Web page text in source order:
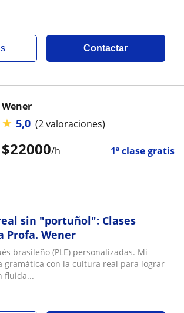
Contactar
$22000/h 1ª clase gratis
Wener
★ 5,0 (2 valoraciones)
real sin "portuñol": Clases
Profa. Wener
brasileño (PLE) personalizadas. Mi
gramática con la cultura real para lograr
fluida...